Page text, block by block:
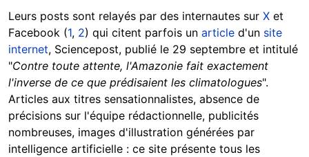
Leurs posts sont relayés par des internautes sur X et
Facebook (1, 2) qui citent parfois un article d'un site
internet, Sciencepost, publié le 29 septembre et intitulé
"Contre toute attente, l'Amazonie fait exactement
l'inverse de ce que prédisaient les climatologues".
Articles aux titres sensationnalistes, absence de
précisions sur l'équipe rédactionnelle, publicités
nombreuses, images d'illustration générées par
intelligence artificielle : ce site présente tous les